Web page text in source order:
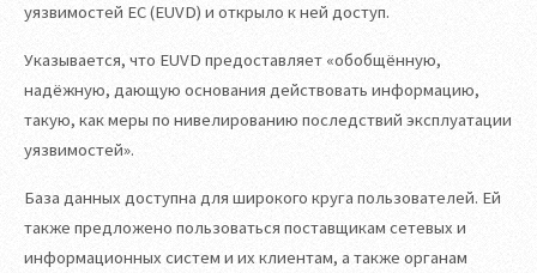
уязвимостей ЕС (EUVD) и открыло к ней доступ.
Указывается, что EUVD предоставляет «обобщённую,
надёжную, дающую основания действовать информацию,
такую, как меры по нивелированию последствий эксплуатации
уязвимостей».
База данных доступна для широкого круга пользователей. Ей
также предложено пользоваться поставщикам сетевых и
информационных систем и их клиентам, а также органам